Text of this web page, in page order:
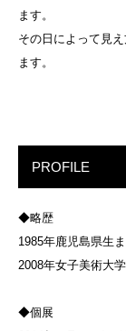
ます。
その日によって見
ます。
PROFILE
◆略歴
1985年鹿児島県生ま
2008年女子美術大
◆個展